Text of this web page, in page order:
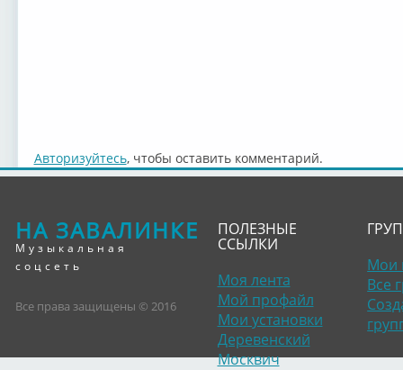
Авторизуйтесь, чтобы оставить комментарий.
НА ЗАВАЛИНКЕ
Музыкальная
соцсеть
Все права защищены © 2016
ПОЛЕЗНЫЕ
ССЫЛКИ
Моя лента
Мой профайл
Мои установки
Деревенский
Москвич
Мои
Все